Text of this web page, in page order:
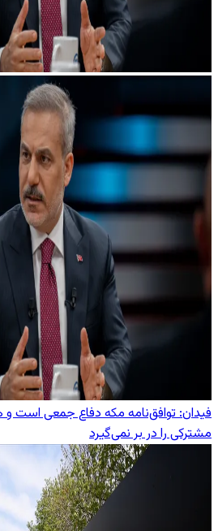
فیدان: توافق‌نامه مکه دفاع جمعی
مشترکی را در بر نمی‌گیرد